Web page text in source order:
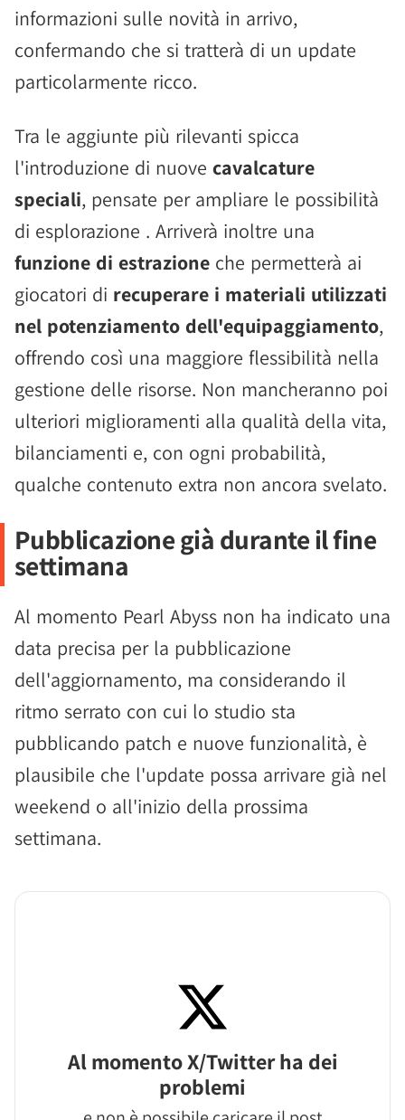
informazioni sulle novità in arrivo,
confermando che si tratterà di un update
particolarmente ricco.
Tra le aggiunte più rilevanti spicca
l'introduzione di nuove cavalcature
speciali, pensate per ampliare le possibilità
di esplorazione . Arriverà inoltre una
funzione di estrazione che permetterà ai
giocatori di recuperare i materiali utilizzati
nel potenziamento dell'equipaggiamento,
offrendo così una maggiore flessibilità nella
gestione delle risorse. Non mancheranno poi
ulteriori miglioramenti alla qualità della vita,
bilanciamenti e, con ogni probabilità,
qualche contenuto extra non ancora svelato.
Pubblicazione già durante il fine
settimana
Al momento Pearl Abyss non ha indicato una
data precisa per la pubblicazione
dell'aggiornamento, ma considerando il
ritmo serrato con cui lo studio sta
pubblicando patch e nuove funzionalità, è
plausibile che l'update possa arrivare già nel
weekend o all'inizio della prossima
settimana.
Al momento X/Twitter ha dei
problemi